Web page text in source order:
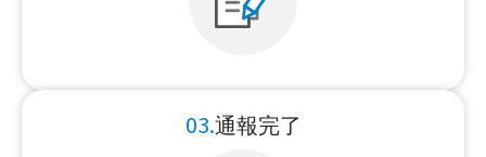
03.通報完了